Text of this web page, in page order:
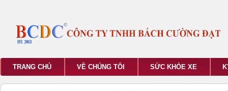
TRANG CHỦ VỀ CHÚNG TÔI SỨC KHỎE XE